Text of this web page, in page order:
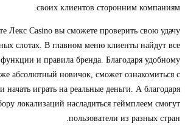
своих клиентов сторонним компаниям.
Лекс Casino вы сможете проверить свою удачу
слотах. В главном меню клиенты найдут все
и правила бренда. Благодаря удобному
абсолютный новичок, сможет ознакомиться с
начать играть на реальные деньги. А благодаря
локализаций насладиться геймплеем смогут
пользователи из разных стран.